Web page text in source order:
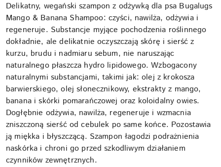
Delikatny, wegański szampon z odżywką dla psa Bugalugs
Mango & Banana Shampoo: czyści, nawilża, odżywia i
regeneruje. Substancje myjące pochodzenia roślinnego
dokładnie, ale delikatnie oczyszczają skórę i sierść z
kurzu, brudu i nadmiaru sebum, nie naruszając
naturalnego płaszcza hydro lipidowego. Wzbogacony
naturalnymi substancjami, takimi jak: olej z krokosza
barwierskiego, olej słonecznikowy, ekstrakty z mango,
banana i skórki pomarańczowej oraz koloidalny owies.
Dogłębnie odżywia, nawilża, regeneruje i wzmacnia
zniszczoną sierść od cebulek po same końce. Pozostawia
ją miękka i błyszczącą. Szampon łagodzi podrażnienia
naskórka i chroni go przed szkodliwym działaniem
czynników zewnętrznych.